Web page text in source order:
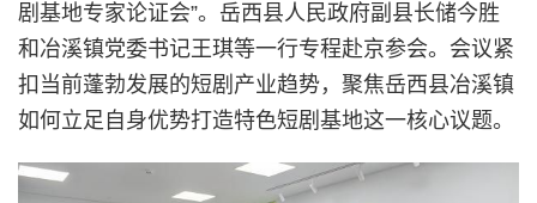
剧基地专家论证会”。岳西县人民政府副县长储今胜
和冶溪镇党委书记王琪等一行专程赴京参会。会议紧
扣当前蓬勃发展的短剧产业趋势，聚焦岳西县冶溪镇
如何立足自身优势打造特色短剧基地这一核心议题。